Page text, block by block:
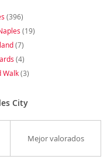
(396)
(19)
(7)
(4)
Walk(3)
City
Mejor valorados